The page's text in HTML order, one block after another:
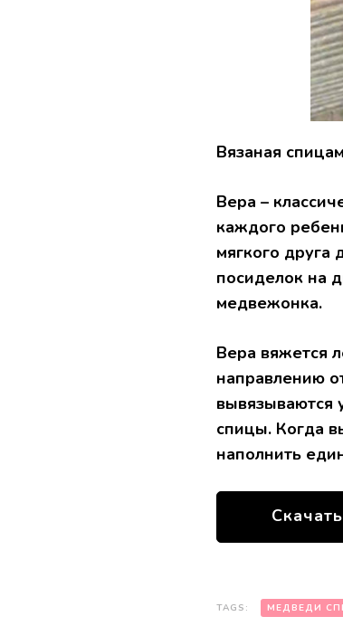
Вязаная
Вера –
каждого
мягкого друга
посиделок на
медвежонка.
Вера вяжется
направлению
вывязываются
спицы. Когда
наполнить
Скачать
TAGS: МЕДВЕДИ